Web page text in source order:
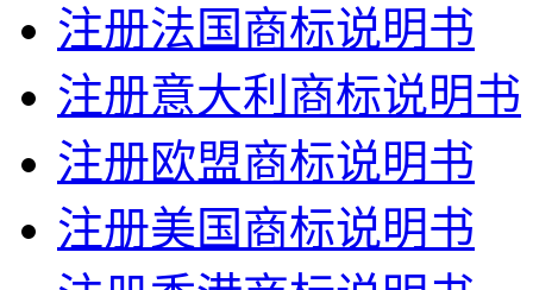
注册法国商标说明书
注册意大利商标说明书
注册欧盟商标说明书
注册美国商标说明书